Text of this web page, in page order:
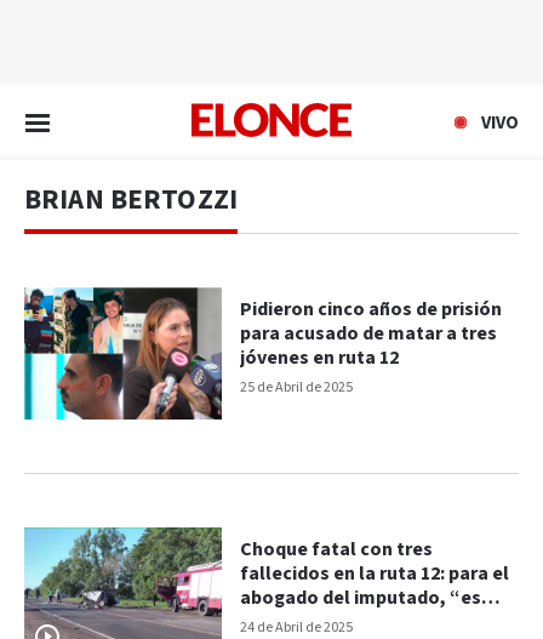
VIVO
BRIAN BERTOZZI
25 de Abril de 2025
Pidieron cinco años de prisión
para acusado de matar a tres
jóvenes en ruta 12
24 de Abril de 2025
Choque fatal con tres
fallecidos en la ruta 12: para el
abogado del imputado, “es
injusto” que vaya a la cárcel